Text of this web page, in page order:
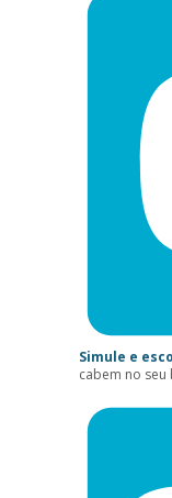
Simule e
cabem no seu